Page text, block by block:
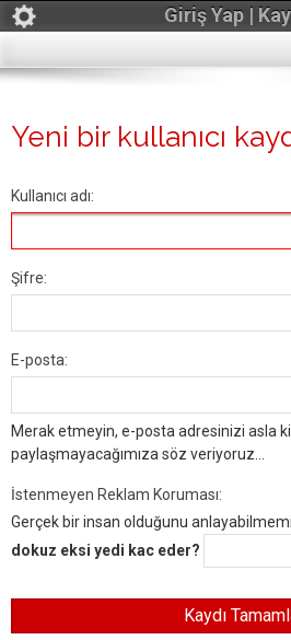
Giriş Yap |
Yeni bir kullanıcı
Kullanıcı adı:
Şifre:
E-posta:
Merak etmeyin, e-posta adresinizi asla
paylaşmayacağımıza söz veriyoruz...
İstenmeyen Reklam Koruması:
Gerçek bir insan olduğunu
dokuz eksi yedi kac eder?